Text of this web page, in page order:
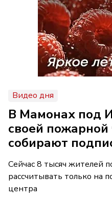
Видео дня
В Мамонах под
своей пожарной
собирают
Сейчас 8 тысяч жителей
рассчитывать только на
центра